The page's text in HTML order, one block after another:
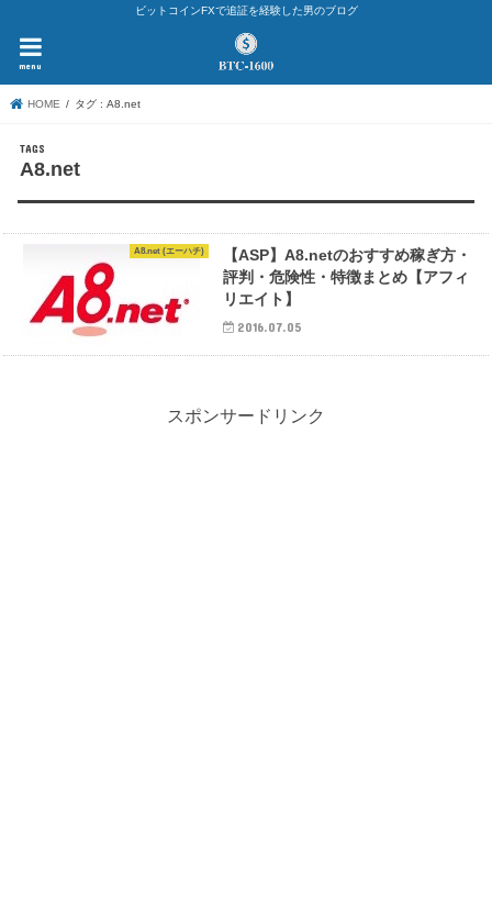
ビットコインFXで追証を経験した男のブログ
menu
HOME タグ : A8.net
A8.net
A8.net (エーハチ)
【ASP】A8.netのおすすめ稼ぎ方・
評判・危険性・特徴まとめ【アフィ
リエイト】
2016.07.05
スポンサードリンク